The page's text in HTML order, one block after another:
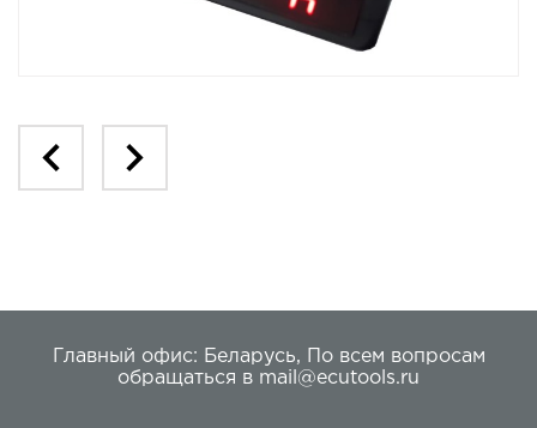
Главный офис: Беларусь,
По всем вопросам
обращаться в mail@ecutools.ru